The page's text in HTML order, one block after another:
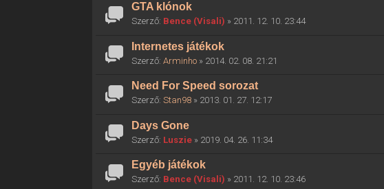
GTA klónok
Szerző: Bence (Visali) » 2011. 12. 10. 23:44
Internetes játékok
Szerző:Arminho » 2014. 02. 08. 21:21
Need For Speed sorozat
Szerző:Stan98 » 2013. 01. 27. 12:17
Days Gone
Szerző: Luszie » 2019. 04. 26. 11:34
Egyéb játékok
Szerző: Bence (Visali) » 2011. 12. 10. 23:46